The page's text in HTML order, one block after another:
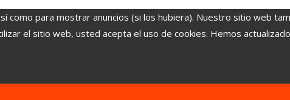
para mostrar anuncios (si los hubiera). Nuestro sitio web
el sitio web, usted acepta el uso de cookies. Hemos